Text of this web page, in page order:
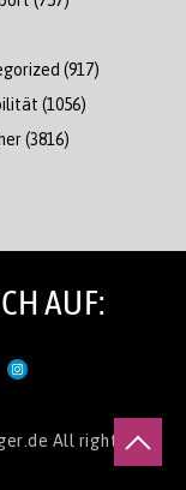
(917)
(1056)
(3816)
AUF:
All rights